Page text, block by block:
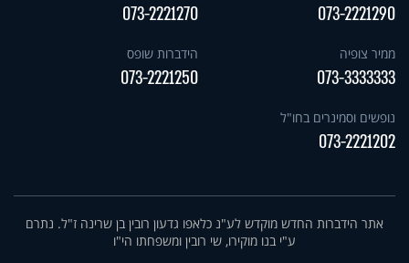
073-2221290
073-2221270
ממיר צופיה
073-3333333
הידברות שופס
073-2221250
נופשים וסמינרים בחו"ל
073-2221202
אתר הידברות החדש מוקדש לע"נ כלאפו גדעון רובין בן שרינה ז"ל. נתרם
ע"י בנו מוקירו, שי רובין ומשפחתו הי"ו